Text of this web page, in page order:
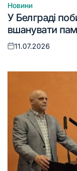
Опублікувати
у
Новини
У Белграді
вшанувати
Оприлюднено
11.07.2026